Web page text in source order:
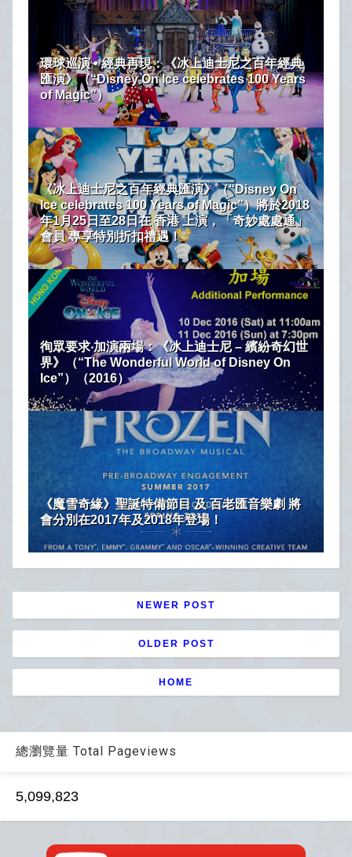
環球巡演 • 經典再現：《冰上迪士尼之百年經典
匯演》（“Disney On Ice celebrates 100 Years
of Magic”）
《冰上迪士尼之百年經典匯演》（“Disney On
Ice celebrates 100 Years of Magic”）將於2018
年1月25日至28日在 香港 上演，「奇妙處處通」
會員 專享特別折扣禮遇！
徇眾要求‧加演兩場：《冰上迪士尼 – 繽紛奇幻世
界》（“The Wonderful World of Disney On
Ice”）（2016）
《魔雪奇緣》聖誕特備節目 及 百老匯音樂劇 將
會分別在2017年及2018年登場！
NEWER POST
OLDER POST
HOME
總瀏覽量 Total Pageviews
5,099,823